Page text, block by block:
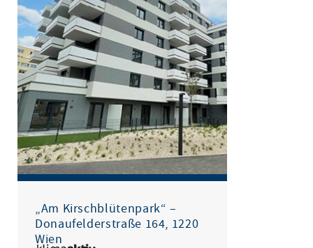
„Am Kirschblütenpark“ –
Donaufelderstraße 164, 1220
Wien